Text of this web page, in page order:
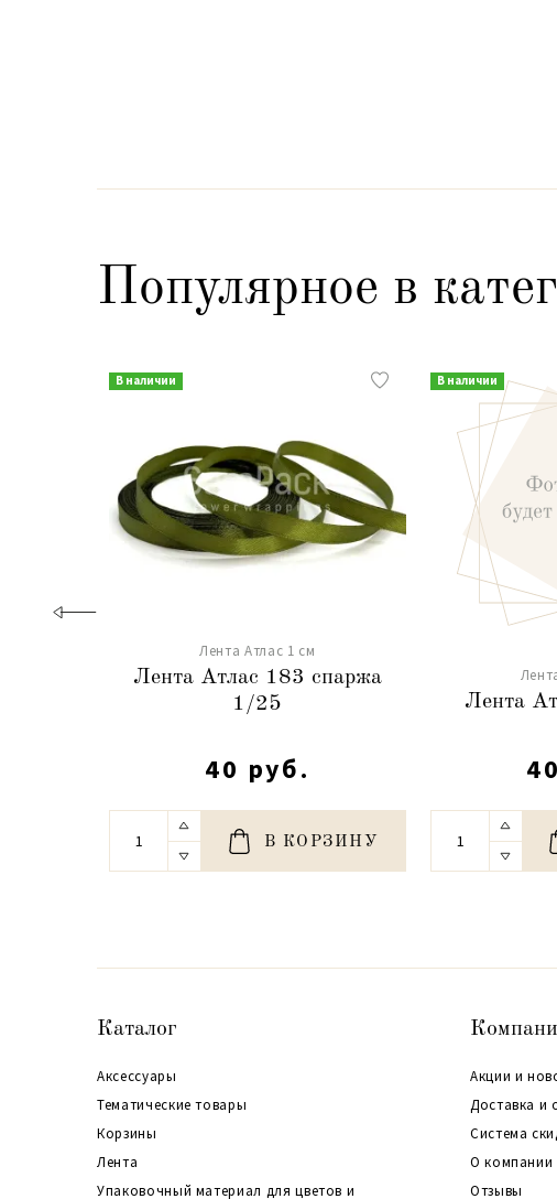
Популярное в
В наличии
Лента Атлас 1 см
Лента Атлас 183 спаржа
1/25
40 руб.
В КОРЗИНУ
В наличии
Лента
Каталог
Аксессуары
Тематические товары
Корзины
Лента
Упаковочный материал для цветов и
Акции и
Доставка и
Система
О компании
Отзывы